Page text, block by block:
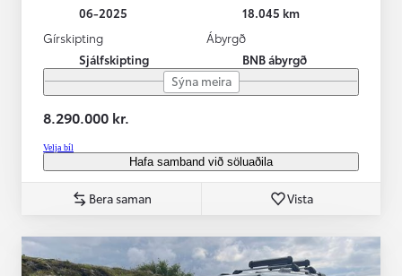
06-2025
18.045 km
Gírskipting
Sjálfskipting
Ábyrgð
BNB ábyrgð
Sýna meira
8.290.000 kr.
Velja bíl
Hafa samband við söluaðila
Bera saman Vista